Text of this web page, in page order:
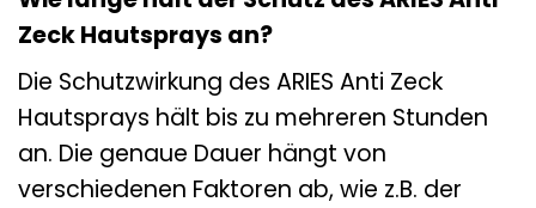
Zeck Hautsprays an?
Die Schutzwirkung des ARIES Anti Zeck
Hautsprays hält bis zu mehreren Stunden
an. Die genaue Dauer hängt von
verschiedenen Faktoren ab, wie z.B. der